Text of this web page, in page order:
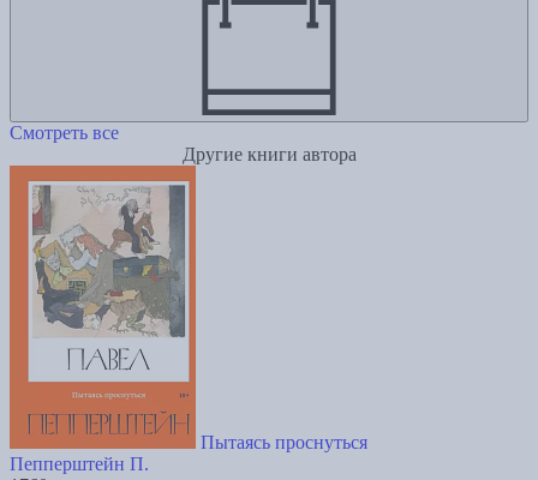
Смотреть все
Другие книги автора
Пытаясь проснуться
Пепперштейн П.